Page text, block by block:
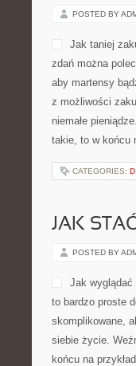
POSTED BY
Jak taniej
zdań można
aby martensy
z możliwości
niemałe
takie, to w końcu
CATEGORIES:
JAK
POSTED BY
Jak wyglądać
to bardzo proste
skomplikowane,
siebie życie.
końcu na